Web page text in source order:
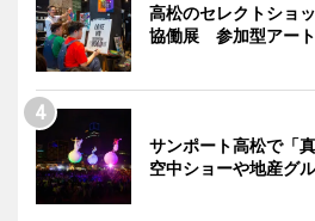
高松のセレクトショ
協働展 参加型アー
サンポート高松で「
空中ショーや地産グ